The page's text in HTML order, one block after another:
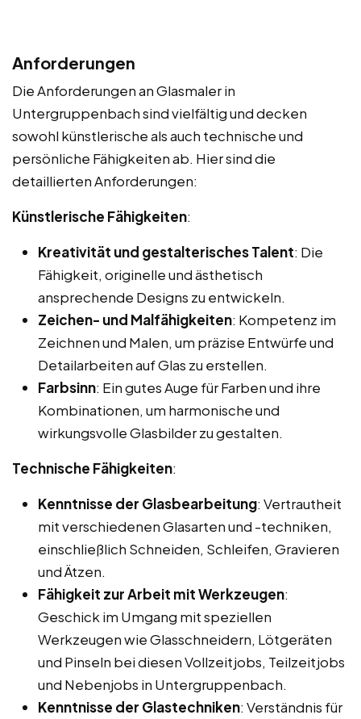
Anforderungen
Die Anforderungen an Glasmaler in
Untergruppenbach sind vielfältig und decken
sowohl künstlerische als auch technische und
persönliche Fähigkeiten ab. Hier sind die
detaillierten Anforderungen:
Künstlerische Fähigkeiten:
Kreativität und gestalterisches Talent: Die
Fähigkeit, originelle und ästhetisch
ansprechende Designs zu entwickeln.
Zeichen- und Malfähigkeiten: Kompetenz im
Zeichnen und Malen, um präzise Entwürfe und
Detailarbeiten auf Glas zu erstellen.
Farbsinn: Ein gutes Auge für Farben und ihre
Kombinationen, um harmonische und
wirkungsvolle Glasbilder zu gestalten.
Technische Fähigkeiten:
Kenntnisse der Glasbearbeitung: Vertrautheit
mit verschiedenen Glasarten und -techniken,
einschließlich Schneiden, Schleifen, Gravieren
und Ätzen.
Fähigkeit zur Arbeit mit Werkzeugen:
Geschick im Umgang mit speziellen
Werkzeugen wie Glasschneidern, Lötgeräten
und Pinseln bei diesen Vollzeitjobs, Teilzeitjobs
und Nebenjobs in Untergruppenbach.
Kenntnisse der Glastechniken: Verständnis für